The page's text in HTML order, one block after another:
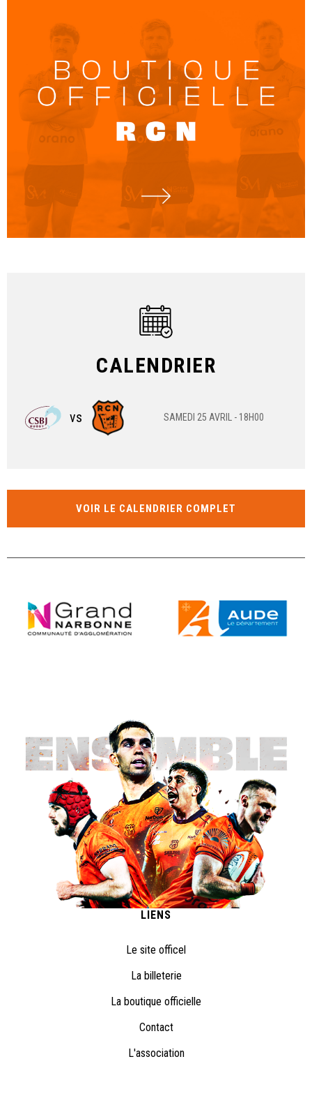
CALENDRIER
SAMEDI 25 AVRIL - 18H00
VOIR LE CALENDRIER COMPLET
LIENS
Le site officel
La billeterie
La boutique officielle
Contact
L'association